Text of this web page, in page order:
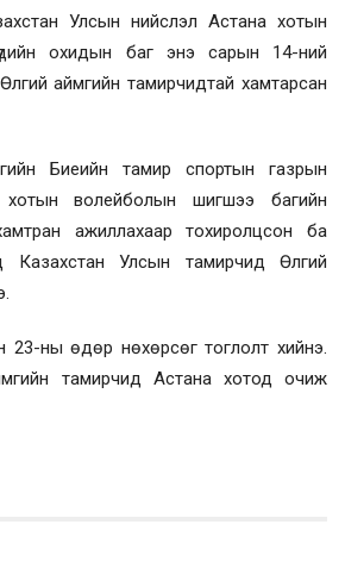
Улсын нийслэл Астана хотын
охидын баг энэ сарын 14-ний
аймгийн тамирчидтай хамтарсан
Биеийн тамир спортын газрын
хотын волейболын шигшээ багийн
ажиллахаар тохиролцсон ба
Казахстан Улсын тамирчид Өлгий
23-ны өдөр нөхөрсөг тоглолт хийнэ.
тамирчид Астана хотод очиж